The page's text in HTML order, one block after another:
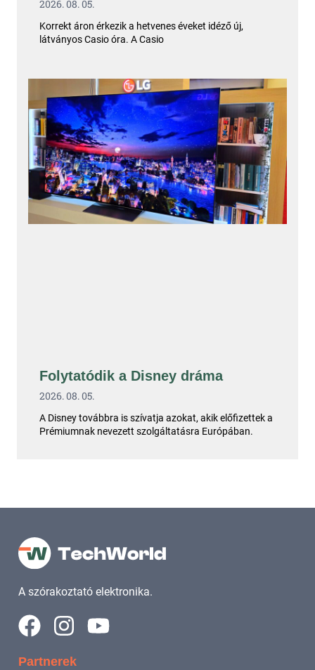
2026. 08. 05.
Korrekt áron érkezik a hetvenes éveket idéző új,
látványos Casio óra. A Casio
Folytatódik a Disney dráma
2026. 08. 05.
A Disney továbbra is szívatja azokat, akik előfizettek a
Prémiumnak nevezett szolgáltatásra Európában.
A szórakoztató elektronika.
Partnerek